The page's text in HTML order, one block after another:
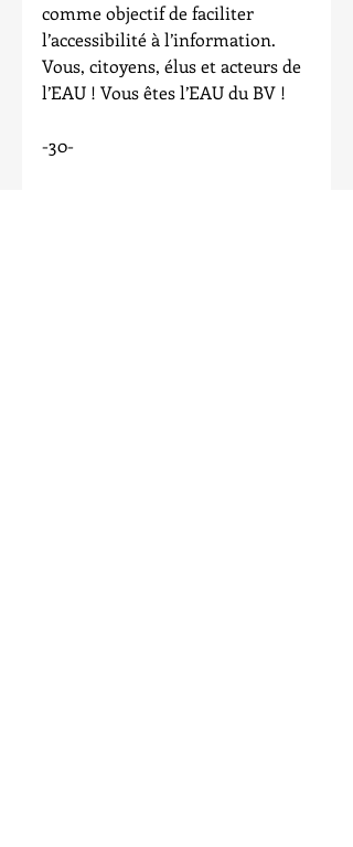
comme objectif de faciliter
l’accessibilité à l’information.
Vous, citoyens, élus et acteurs de
l’EAU ! Vous êtes l’EAU du BV !
-30-